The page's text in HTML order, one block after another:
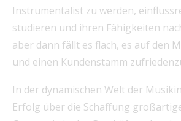
Instrumentalist zu werden,
studieren und ihren Fähigkeiten
aber dann fällt es flach, es auf den
und einen Kundenstamm
In der dynamischen Welt der
Erfolg über die Schaffung